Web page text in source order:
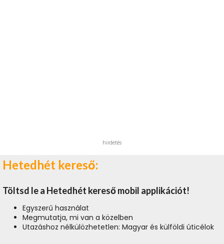
hirdetés
Hetedhét kereső:
Töltsd le a Hetedhét kereső mobil applikációt!
Egyszerű használat
Megmutatja, mi van a közelben
Utazáshoz nélkülözhetetlen: Magyar és külföldi úticélok